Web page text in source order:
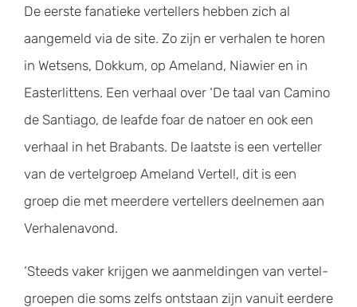
De eerste fanatieke vertellers hebben zich al
aangemeld via de site. Zo zijn er verhalen te horen
in Wetsens, Dokkum, op Ameland, Niawier en in
Easterlittens. Een verhaal over ‘De taal van Camino
de Santiago, de leafde foar de natoer en ook een
verhaal in het Brabants. De laatste is een verteller
van de vertelgroep Ameland Vertel!, dit is een
groep die met meerdere vertellers deelnemen aan
Verhalenavond.
‘Steeds vaker krijgen we aanmeldingen van vertel-
groepen die soms zelfs ontstaan zijn vanuit eerdere